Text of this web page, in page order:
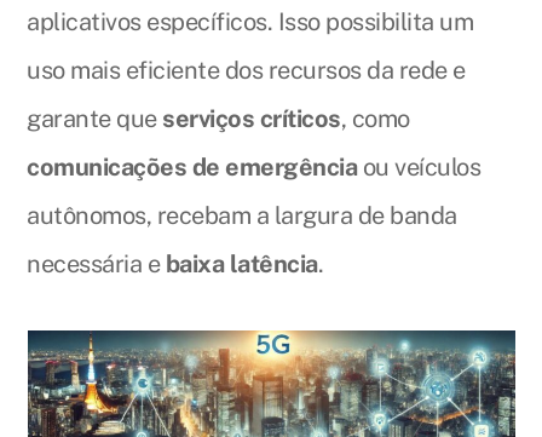
aplicativos específicos. Isso possibilita um
uso mais eficiente dos recursos da rede e
garante que serviços críticos, como
comunicações de emergênciaou veículos
autônomos, recebam a largura de banda
necessária e baixa latência.